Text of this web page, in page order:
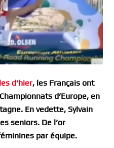
d’hier, les Français ont
d’Europe, en
En vedette, Sylvain
seniors. De l’or
par équipe.